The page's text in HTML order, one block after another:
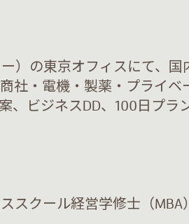
）の東京オフィスにて、国
社・電機・製薬・プライベ
、ビジネスDD、100日プラ
クール経営学修士（MBA）